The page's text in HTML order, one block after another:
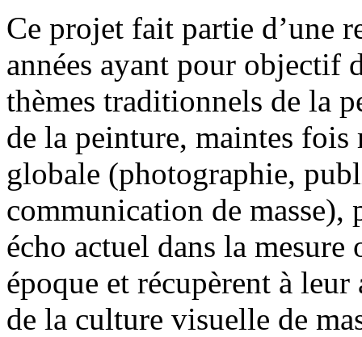
Ce projet fait partie d’une
années ayant pour objectif
thèmes traditionnels de la
de la peinture, maintes
globale (photographie,
communication de
écho actuel dans la
époque et récupèrent à
de la culture visuelle de